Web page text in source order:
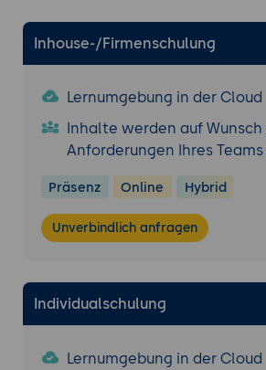
Inhouse-/Firmenschulung
Lernumgebung in der Cloud
Inhalte werden auf Wunsch
Anforderungen Ihres
Präsenz Online Hybrid
Unverbindlich anfragen
Individualschulung
Lernumgebung in der Cloud